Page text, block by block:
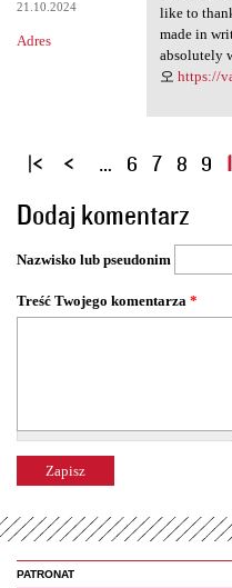
21.10.2024
Adres
like to
made in
absolutely
오 https://
S
r
o
y
… 6 7 8 9
Dodaj komentarz
Nazwisko lub pseudonim
Treść Twojego komentarza *
PATRONAT